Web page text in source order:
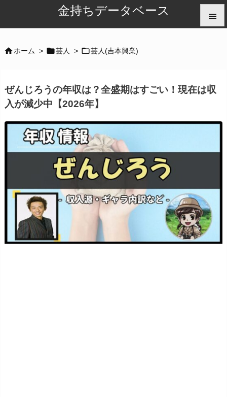
金持ちデータベース 


ホーム > 芸人 > 芸人(吉本興業)
ぜんじろうの年収は？全盛期はすごい！現在は収
入が減少中【2026年】